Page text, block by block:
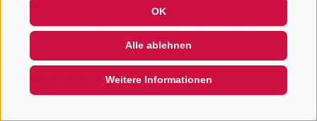
OK
Alle ablehnen
Weitere Informationen
QUICKLINKS